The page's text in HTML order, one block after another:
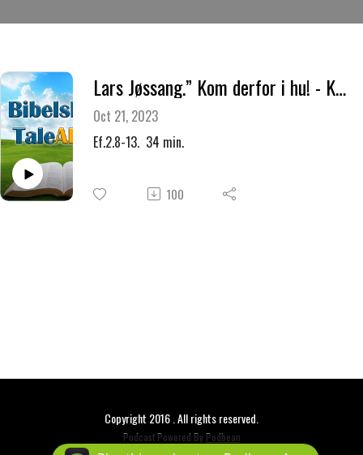
Lars Jøssang.” Kom derfor i hu! - Kom i hu at du er frelst av nåde.”
Oct 21, 2023
Ef.2.8-13. 34 min.
100
Copyright 2016 . All rights reserved.
Podcast Powered By Podbean